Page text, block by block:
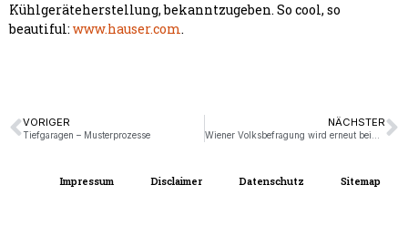
Kühlgeräteherstellung, bekanntzugeben. So cool, so
beautiful: www.hauser.com.
VORIGER
Tiefgaragen – Musterprozesse
NÄCHSTER
Wiener Volksbefragung wird erneut beim VfGH angefochten
Impressum Disclaimer Datenschutz Sitemap